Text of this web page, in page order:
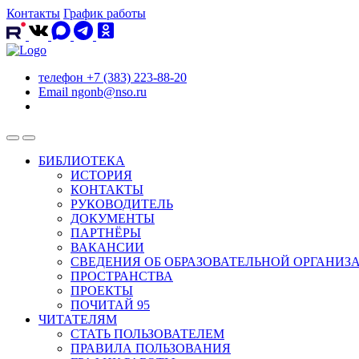
Контакты График работы
телефон +7 (383) 223-88-20
Email ngonb@nso.ru
БИБЛИОТЕКА
ИСТОРИЯ
КОНТАКТЫ
РУКОВОДИТЕЛЬ
ДОКУМЕНТЫ
ПАРТНЁРЫ
ВАКАНСИИ
СВЕДЕНИЯ ОБ ОБРАЗОВАТЕЛЬНОЙ
ПРОСТРАНСТВА
ПРОЕКТЫ
ПОЧИТАЙ 95
ЧИТАТЕЛЯМ
СТАТЬ ПОЛЬЗОВАТЕЛЕМ
ПРАВИЛА ПОЛЬЗОВАНИЯ